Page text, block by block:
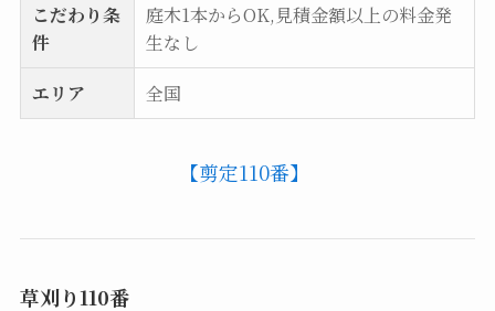
こだわり条
件
庭木1本からOK,見積金額以上の料金発
生なし
エリア
全国
【剪定110番】
草刈り110番